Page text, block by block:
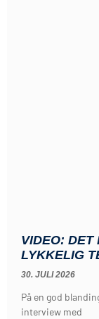
VIDEO: DET
LYKKELIG
30. JULI 2026
På en god
interview med